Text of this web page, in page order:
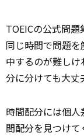
TOEICの公式問
同じ時間で問題を
中するのが難し
分に分けても大丈
時間配分には個
間配分を見つけ